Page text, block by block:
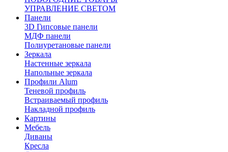
УПРАВЛЕНИЕ СВЕТОМ
Панели
3D Гипсовые панели
МДФ панели
Полиуретановые панели
Зеркала
Настенные зеркала
Напольные зеркала
Профили Alum
Теневой профиль
Встраиваемый профиль
Накладной профиль
Картины
Мебель
Диваны
Кресла